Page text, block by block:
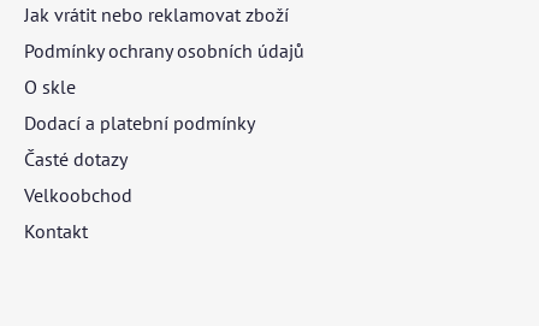
Jak vrátit nebo reklamovat zboží
Podmínky ochrany osobních údajů
O skle
Dodací a platební podmínky
Časté dotazy
Velkoobchod
Kontakt